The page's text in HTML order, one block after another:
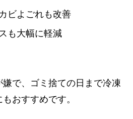
ビよごれも改善
も大幅に軽減
で、ゴミ捨ての日まで冷凍
おすすめです。